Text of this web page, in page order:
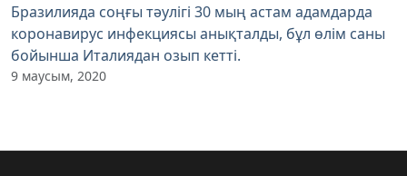
Бразилияда соңғы тәулігі 30 мың астам адамдарда
коронавирус инфекциясы анықталды, бұл өлім саны
бойынша Италиядан озып кетті.
9 маусым, 2020